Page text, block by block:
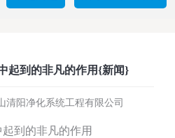
起到的非凡的作用{新闻}
清阳净化系统工程有限公司
到的非凡的作用